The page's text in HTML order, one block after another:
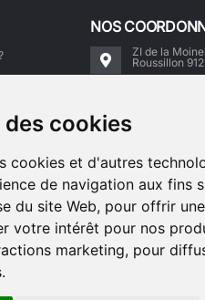
cookies
cookies et d'autres
de navigation aux fins
du site Web, pour offrir
votre intérêt pour nos
marketing, pour
.
NOS
ZI de la
Roussillon